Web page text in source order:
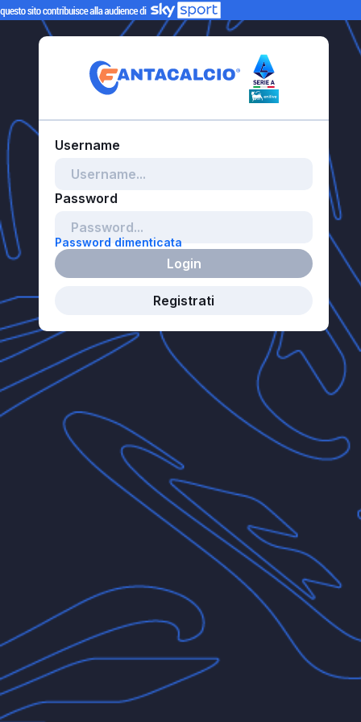
Password dimenticata
Login
Registrati